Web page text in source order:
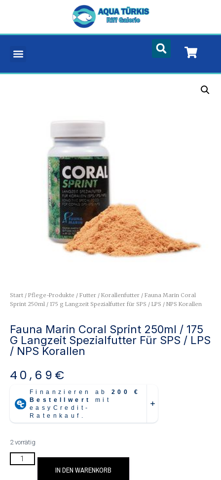
Start / Pflege-Produkte / Futter / Korallenfutter / Fauna Marin Coral
Sprint 250ml / 175 g Langzeit Spezialfutter für SPS / LPS / NPS Korallen
Fauna Marin Coral Sprint 250ml / 175
G Langzeit Spezialfutter Für SPS / LPS
/ NPS Korallen
40,69 €
2 vorrätig
IN DEN WARENKORB